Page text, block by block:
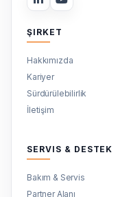
ŞIRKET
Hakkımızda
Kariyer
Sürdürülebilirlik
İletişim
SERVIS & DESTEK
Bakım & Servis
Partner Alanı